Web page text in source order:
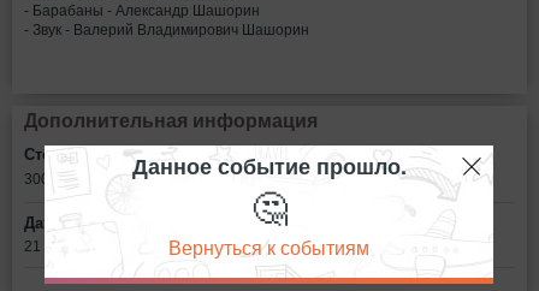
- Барабаны - Александр Шашорин
- Звук - Валерий Владимирович Шашорин
Дополнительная информация
Стоимость билетов:
300 рублей
Дата:
21 октября в 19:00
Данное событие прошло.
🤔
Вернуться к событиям